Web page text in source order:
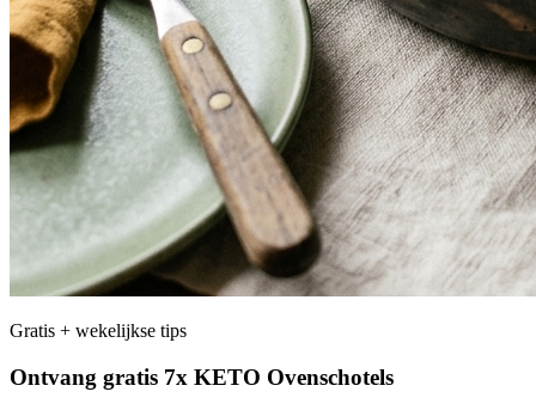
Gratis + wekelijkse tips
Ontvang gratis 7x KETO Ovenschotels